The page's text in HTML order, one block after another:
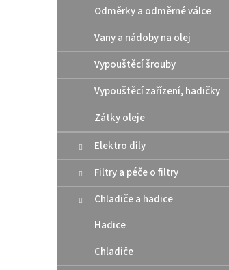
Odměrky a odměrné válce
Vany a nádoby na olej
Vypouštěcí šrouby
Vypouštěcí zařízení, hadičky
Zátky oleje
Elektro díly
Filtry a péče o filtry
Chladiče a hadice
Hadice
Chladiče